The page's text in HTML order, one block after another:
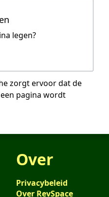
legen?
zorgt ervoor dat de
pagina wordt
Over
Privacybeleid
Over RevSpace